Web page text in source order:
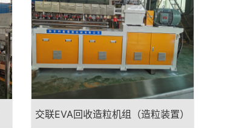
交联EVA回收造粒机组（造粒装置）